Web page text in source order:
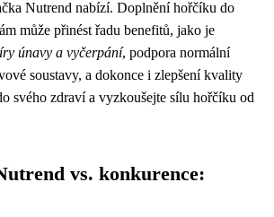
Nutrend nabízí. Doplnění hořčíku do
může přinést řadu benefitů, jako je
únavy a vyčerpání, podpora normální
soustavy, a dokonce i zlepšení kvality
svého zdraví a vyzkoušejte sílu hořčíku od
vs. konkurence: